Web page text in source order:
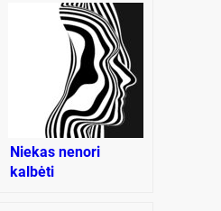
Niekas nenori
kalbėti